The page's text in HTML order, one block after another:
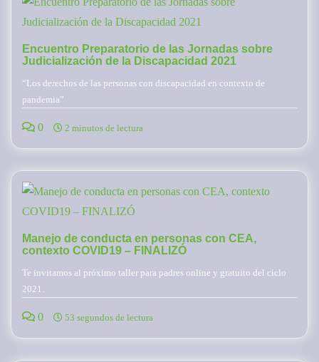
Encuentro Preparatorio de las Jornadas sobre
Judicialización de la Discapacidad 2021
“Los derechos de las personas con discapacidad en contexto de
pandemia”
0 2 minutos de lectura
Manejo de conducta en personas con CEA,
contexto COVID19 – FINALIZÓ
Te invitamos al próximo taller para padres online y gratuito del ciclo
2021.
0 53 segundos de lectura